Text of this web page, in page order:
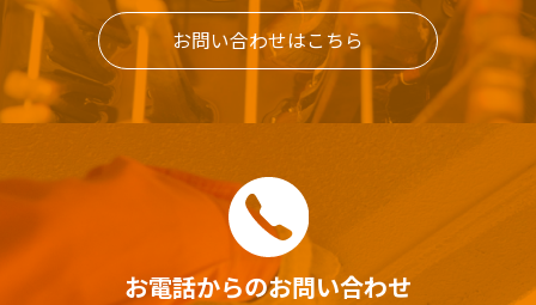
お問い合わせはこちら
お電話からのお問い合わせ